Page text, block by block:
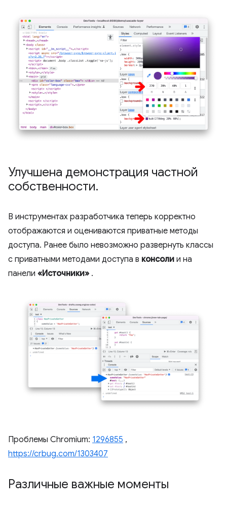
Улучшена демонстрация частной
собственности.
В инструментах разработчика теперь корректно
отображаются и оцениваются приватные методы
доступа. Ранее было невозможно развернуть классы
с приватными методами доступа в консоли и на
панели «Источники» .
Проблемы Chromium: 1296855 ,
https://crbug.com/1303407
Различные важные моменты